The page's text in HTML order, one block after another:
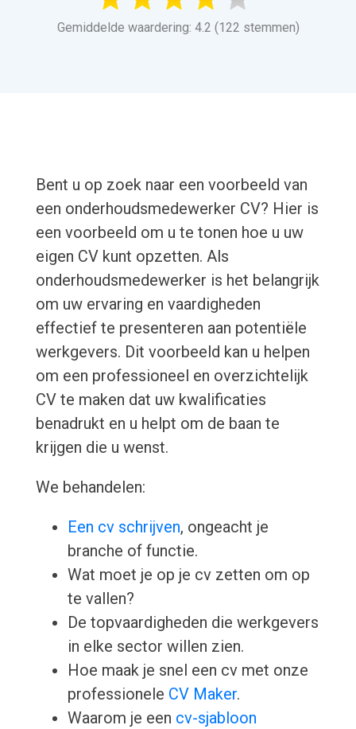
Gemiddelde waardering: 4.2 (122 stemmen)
Bent u op zoek naar een voorbeeld van
een onderhoudsmedewerker CV? Hier is
een voorbeeld om u te tonen hoe u uw
eigen CV kunt opzetten. Als
onderhoudsmedewerker is het belangrijk
om uw ervaring en vaardigheden
effectief te presenteren aan potentiële
werkgevers. Dit voorbeeld kan u helpen
om een professioneel en overzichtelijk
CV te maken dat uw kwalificaties
benadrukt en u helpt om de baan te
krijgen die u wenst.
We behandelen:
Een cv schrijven, ongeacht je
branche of functie.
Wat moet je op je cv zetten om op
te vallen?
De topvaardigheden die werkgevers
in elke sector willen zien.
Hoe maak je snel een cv met onze
professionele CV Maker.
Waarom je een cv-sjabloon